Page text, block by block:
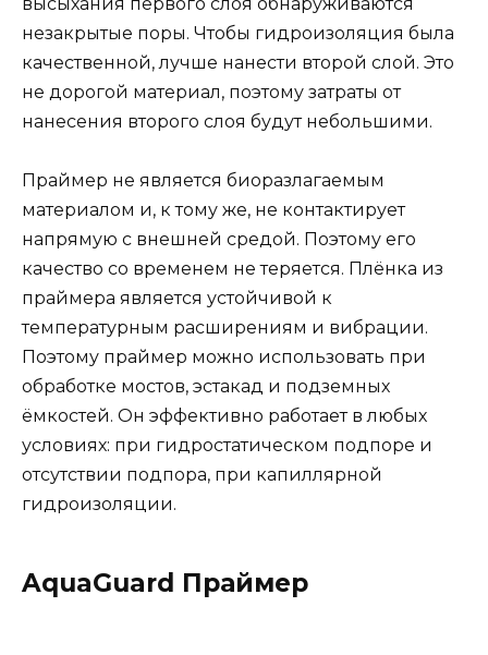
незакрытые поры. Чтобы гидроизоляция была
качественной, лучше нанести второй слой. Это
не дорогой материал, поэтому затраты от
нанесения второго слоя будут небольшими.
Праймер не является биоразлагаемым
материалом и, к тому же, не контактирует
напрямую с внешней средой. Поэтому его
качество со временем не теряется. Плёнка из
праймера является устойчивой к
температурным расширениям и вибрации.
Поэтому праймер можно использовать при
обработке мостов, эстакад и подземных
ёмкостей. Он эффективно работает в любых
условиях: при гидростатическом подпоре и
отсутствии подпора, при капиллярной
гидроизоляции.
AquaGuard Праймер